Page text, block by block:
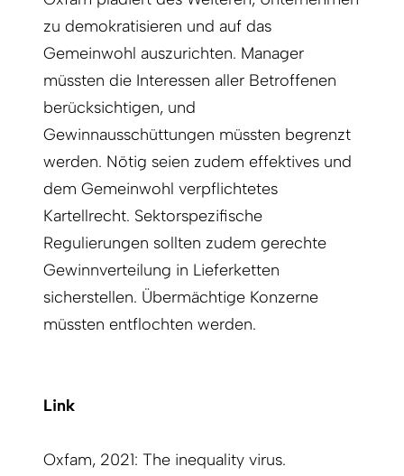
zu demokratisieren und auf das
Gemeinwohl auszurichten. Manager
müssten die Interessen aller Betroffenen
berücksichtigen, und
Gewinnausschüttungen müssten begrenzt
werden. Nötig seien zudem effektives und
dem Gemeinwohl verpflichtetes
Kartellrecht. Sektorspezifische
Regulierungen sollten zudem gerechte
Gewinnverteilung in Lieferketten
sicherstellen. Übermächtige Konzerne
müssten entflochten werden.
Link
Oxfam, 2021: The inequality virus.